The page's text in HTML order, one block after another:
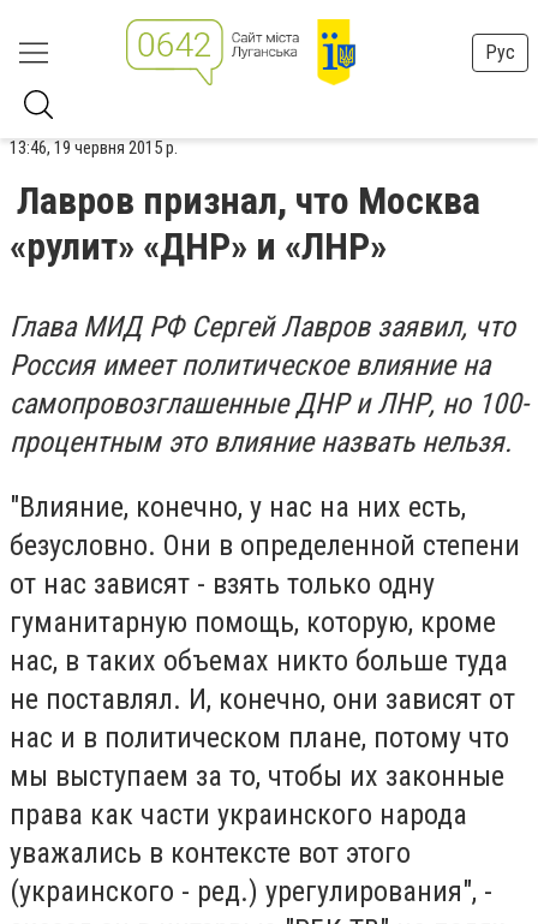
Рус
13:46, 19 червня 2015 р.
Лавров признал, что Москва
«рулит» «ДНР» и «ЛНР»
Глава МИД РФ Сергей Лавров заявил, что
Россия имеет политическое влияние на
самопровозглашенные ДНР и ЛНР, но 100-
процентным это влияние назвать нельзя.
"Влияние, конечно, у нас на них есть,
безусловно. Они в определенной степени
от нас зависят - взять только одну
гуманитарную помощь, которую, кроме
нас, в таких объемах никто больше туда
не поставлял. И, конечно, они зависят от
нас и в политическом плане, потому что
мы выступаем за то, чтобы их законные
права как части украинского народа
уважались в контексте вот этого
(украинского - ред.) урегулирования", -